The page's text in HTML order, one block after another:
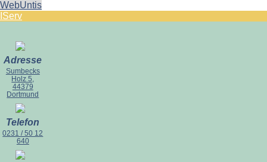
WebUntis
IServ
Adresse
Sumbecks
Holz 5,
44379
Dortmund
Telefon
0231 / 50 12
640